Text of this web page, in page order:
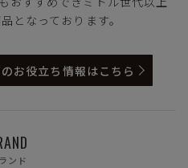
となっております。
お役立ち情報はこちら
ンド